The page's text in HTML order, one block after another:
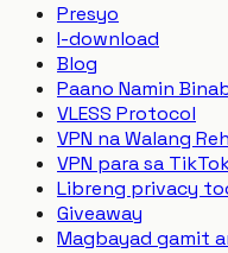
Presyo
I-download
Blog
Paano Namin
VLESS Protocol
VPN na Walang
VPN para sa
Libreng privacy
Giveaway
Magbayad gamit